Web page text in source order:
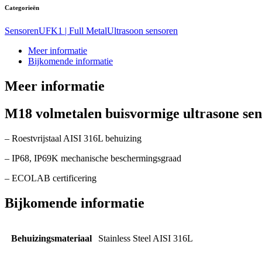
Categorieën
SensorenUFK1 | Full MetalUltrasoon sensoren
Meer informatie
Bijkomende informatie
Meer informatie
M18 volmetalen buisvormige ultrasone
– Roestvrijstaal AISI 316L behuizing
– IP68, IP69K mechanische beschermingsgraad
– ECOLAB certificering
Bijkomende informatie
Behuizingsmateriaal Stainless Steel AISI 316L